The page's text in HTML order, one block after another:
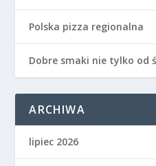
Polska pizza regionalna
Dobre smaki nie tylko od
ARCHIWA
lipiec 2026